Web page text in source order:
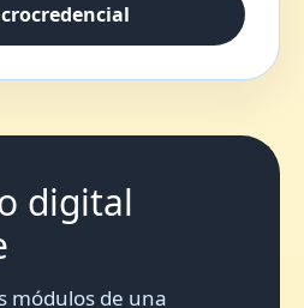
digital
módulos de una